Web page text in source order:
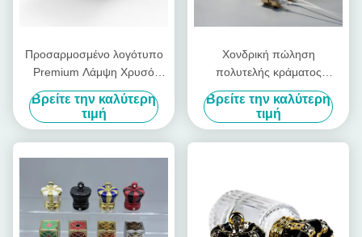
Προσαρμοσμένο λογότυπο
Premium Λάμψη Χρυσό
τετραγωνικό σχήμα καπάκι
Καπάκι Αρώματος για Fea
15 γυάλινο μπουκάλι
αρώματος λαιμό
Βρείτε την καλύτερη
τιμή
Χονδρική πώληση
πολυτελής κράματος
ψευδαργύρου 15mm
ακανόνιστο σχήμα Zamak
Perfume Bottle Cap υψηλής
ποιότητας εύκολο ανοιχτό
Βρείτε την καλύτερη
τιμή